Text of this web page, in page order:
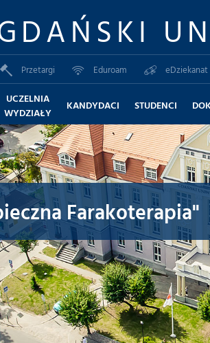
Przetargi Eduroam eDziekanat
UCZELNIA
WYDZIAŁY
KANDYDACI STUDENCI
Farakoterapia"